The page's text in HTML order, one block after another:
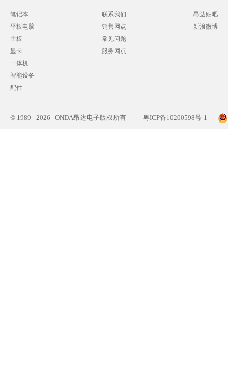
笔记本
平板电脑
主板
显卡
一体机
智能设备
配件
联系我们
销售网点
常见问题
服务网点
昂达贴吧
新浪微博
© 1989 - 2026 ONDA昂达电子版权所有 粤ICP备10200598号-1